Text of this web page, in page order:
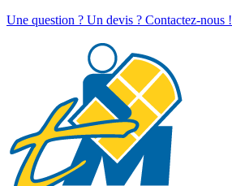
Une question ? Un devis ? Contactez-nous !